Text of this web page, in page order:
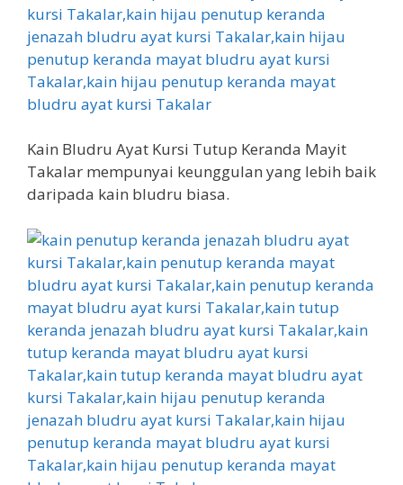
Kain Bludru Ayat Kursi Tutup Keranda Mayit
Takalar mempunyai keunggulan yang lebih baik
daripada kain bludru biasa.